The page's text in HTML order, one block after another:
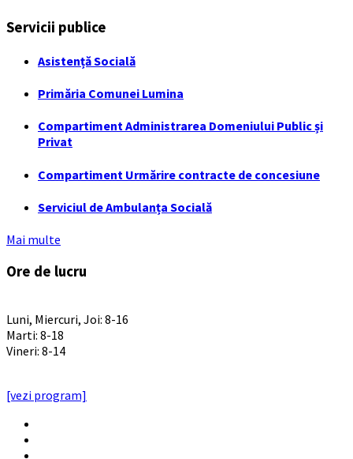
Servicii publice
Asistență Socială
Primăria Comunei Lumina
Compartiment Administrarea Domeniului Public și
Privat
Compartiment Urmărire contracte de concesiune
Serviciul de Ambulanța Socială
Mai multe
Ore de lucru
Luni, Miercuri, Joi: 8-16
Marti: 8-18
Vineri: 8-14
[vezi program]